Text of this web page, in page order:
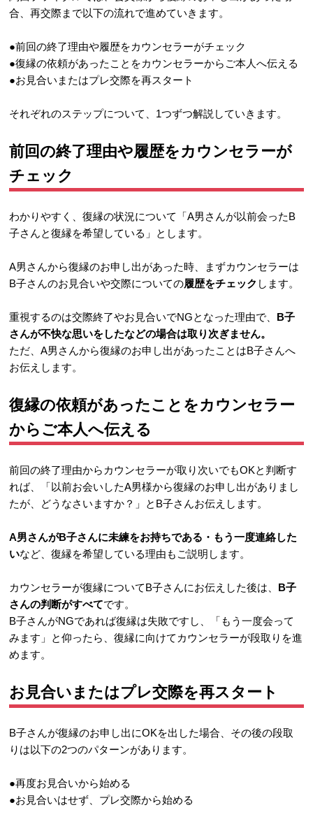
合、再交際まで以下の流れで進めていきます。
●前回の終了理由や履歴をカウンセラーがチェック
●復縁の依頼があったことをカウンセラーからご本人へ伝える
●お見合いまたはプレ交際を再スタート
それぞれのステップについて、1つずつ解説していきます。
前回の終了理由や履歴をカウンセラーが
チェック
わかりやすく、復縁の状況について「A男さんが以前会ったB
子さんと復縁を希望している」とします。
A男さんから復縁のお申し出があった時、まずカウンセラーは
B子さんのお見合いや交際についての履歴をチェック します。
重視するのは交際終了やお見合いでNGとなった理由で、 B子
さんが不快な思いをしたなどの場合は取り次ぎません。
ただ、A男さんから復縁のお申し出があったことはB子さんへ
お伝えします。
復縁の依頼があったことをカウンセラー
からご本人へ伝える
前回の終了理由からカウンセラーが取り次いでもOKと判断す
れば、「以前お会いしたA男様から復縁のお申し出がありまし
たが、どうなさいますか？」とB子さんお伝えします。
A男さんがB子さんに未練をお持ちである・もう一度連絡した
いなど、復縁を希望している理由もご説明します。
カウンセラーが復縁についてB子さんにお伝えした後は、 B子
さんの判断がすべてです。
B子さんがNGであれば復縁は失敗ですし、「もう一度会って
みます」と仰ったら、復縁に向けてカウンセラーが段取りを進
めます。
お見合いまたはプレ交際を再スタート
B子さんが復縁のお申し出にOKを出した場合、その後の段取
りは以下の2つのパターンがあります。
●再度お見合いから始める
●お見合いはせず、プレ交際から始める